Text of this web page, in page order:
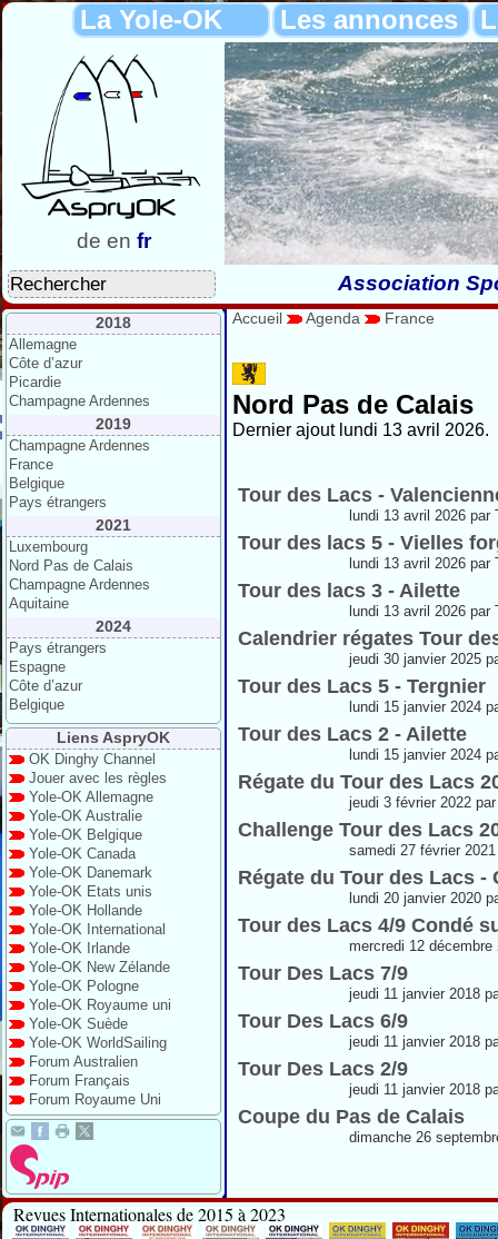
La Yole-OK Les annonces
de en fr
Association
2018
Allemagne
Côte d’azur
Picardie
Champagne Ardennes
2019
Champagne Ardennes
France
Belgique
Pays étrangers
2021
Luxembourg
Nord Pas de Calais
Champagne Ardennes
Aquitaine
2024
Pays étrangers
Espagne
Côte d’azur
Belgique
Liens AspryOK
OK Dinghy Channel
Jouer avec les règles
Yole-OK Allemagne
Yole-OK Australie
Yole-OK Belgique
Yole-OK Canada
Yole-OK Danemark
Yole-OK Etats unis
Yole-OK Hollande
Yole-OK International
Yole-OK Irlande
Yole-OK New Zélande
Yole-OK Pologne
Yole-OK Royaume uni
Yole-OK Suède
Yole-OK WorldSailing
Forum Australien
Forum Français
Forum Royaume Uni
Accueil Agenda France
Nord Pas de Calais
Dernier ajout lundi 13 avril 2026.
Tour des Lacs -
lundi 13 avril 2026 par
Tour des lacs 5 - Vielles
lundi 13 avril 2026 par
Tour des lacs 3 - Ailette
lundi 13 avril 2026 par
Calendrier régates Tour
jeudi 30 janvier 2025
Tour des Lacs 5 - Tergnier
lundi 15 janvier 2024
Tour des Lacs 2 - Ailette
lundi 15 janvier 2024
Régate du Tour des Lacs
jeudi 3 février 2022
Challenge Tour des Lacs
samedi 27 février
Régate du Tour des Lacs -
lundi 20 janvier 2020
Tour des Lacs 4/9 Condé
mercredi 12
Tour Des Lacs 7/9
jeudi 11 janvier 2018
Tour Des Lacs 6/9
jeudi 11 janvier 2018
Tour Des Lacs 2/9
jeudi 11 janvier 2018
Coupe du Pas de Calais
dimanche 26
Revues Internationales de 2015 à 2023